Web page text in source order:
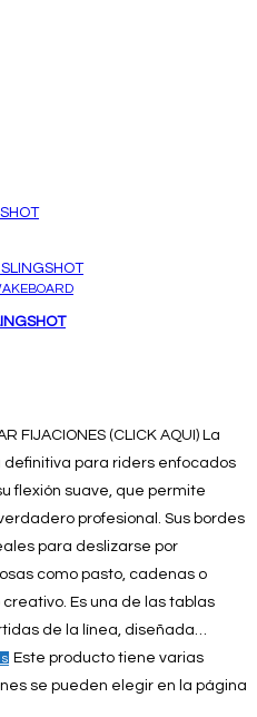
FIJACIONES (CLICK AQUI) La
definitiva para riders enfocados
flexión suave, que permite
profesional. Sus bordes
para deslizarse por
como pasto, cadenas o
Es una de las tablas
de la línea, diseñada…
Este producto tiene varias
se pueden elegir en la página